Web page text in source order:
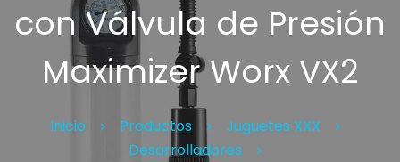
con Válvula de Presión
Maximizer Worx VX2
Inicio Productos
Juguetes XXX
Desarrolladores